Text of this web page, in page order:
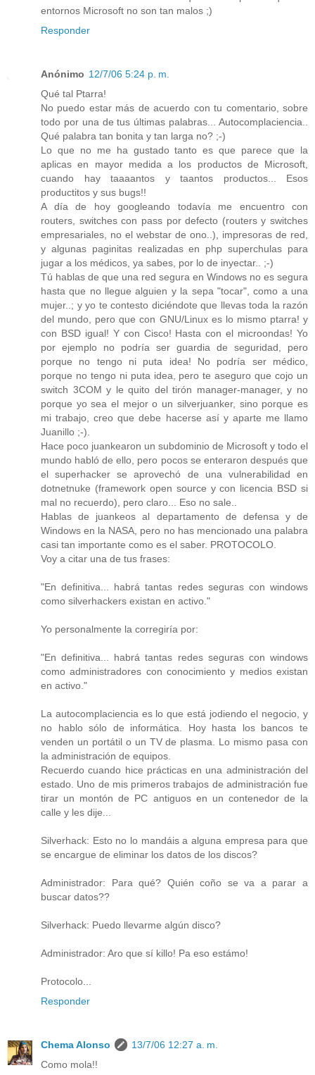
entornos Microsoft no son tan malos ;)
Responder
Anónimo 12/7/06 5:24 p. m.
Qué tal Ptarra!
No puedo estar más de acuerdo con tu comentario, sobre
todo por una de tus últimas palabras... Autocomplaciencia..
Qué palabra tan bonita y tan larga no? ;-)
Lo que no me ha gustado tanto es que parece que la
aplicas en mayor medida a los productos de Microsoft,
cuando hay taaaantos y taantos productos... Esos
productitos y sus bugs!!
A día de hoy googleando todavía me encuentro con
routers, switches con pass por defecto (routers y switches
empresariales, no el webstar de ono..), impresoras de red,
y algunas paginitas realizadas en php superchulas para
jugar a los médicos, ya sabes, por lo de inyectar.. ;-)
Tú hablas de que una red segura en Windows no es segura
hasta que no llegue alguien y la sepa "tocar", como a una
mujer..; y yo te contesto diciéndote que llevas toda la razón
del mundo, pero que con GNU/Linux es lo mismo ptarra! y
con BSD igual! Y con Cisco! Hasta con el microondas! Yo
por ejemplo no podría ser guardia de seguridad, pero
porque no tengo ni puta idea! No podría ser médico,
porque no tengo ni puta idea, pero te aseguro que cojo un
switch 3COM y le quito del tirón manager-manager, y no
porque yo sea el mejor o un silverjuanker, sino porque es
mi trabajo, creo que debe hacerse así y aparte me llamo
Juanillo ;-).
Hace poco juankearon un subdominio de Microsoft y todo el
mundo habló de ello, pero pocos se enteraron después que
el superhacker se aprovechó de una vulnerabilidad en
dotnetnuke (framework open source y con licencia BSD si
mal no recuerdo), pero claro... Eso no sale..
Hablas de juankeos al departamento de defensa y de
Windows en la NASA, pero no has mencionado una palabra
casi tan importante como es el saber. PROTOCOLO.
Voy a citar una de tus frases:
"En definitiva... habrá tantas redes seguras con windows
como silverhackers existan en activo."
Yo personalmente la corregiría por:
"En definitiva... habrá tantas redes seguras con windows
como administradores con conocimiento y medios existan
en activo."
La autocomplaciencia es lo que está jodiendo el negocio, y
no hablo sólo de informática. Hoy hasta los bancos te
venden un portátil o un TV de plasma. Lo mismo pasa con
la administración de equipos.
Recuerdo cuando hice prácticas en una administración del
estado. Uno de mis primeros trabajos de administración fue
tirar un montón de PC antiguos en un contenedor de la
calle y les dije...
Silverhack: Esto no lo mandáis a alguna empresa para que
se encargue de eliminar los datos de los discos?
Administrador: Para qué? Quién coño se va a parar a
buscar datos??
Silverhack: Puedo llevarme algún disco?
Administrador: Aro que sí killo! Pa eso estámo!
Protocolo...
Responder
Chema Alonso
13/7/06 12:27 a. m.
Como mola!!